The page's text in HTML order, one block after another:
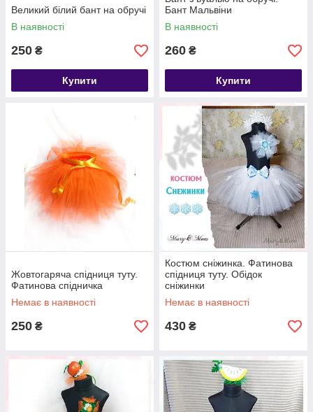
Великий білий бант на обручі
В наявності
250 ₴
Купити
Бант Мальвіни
В наявності
260 ₴
Купити
Жовтогаряча спідниця туту.
Фатинова спідничка
Немає в наявності
250 ₴
Костюм сніжинка. Фатинова
спідниця туту. Обідок
сніжинки
Немає в наявності
430 ₴